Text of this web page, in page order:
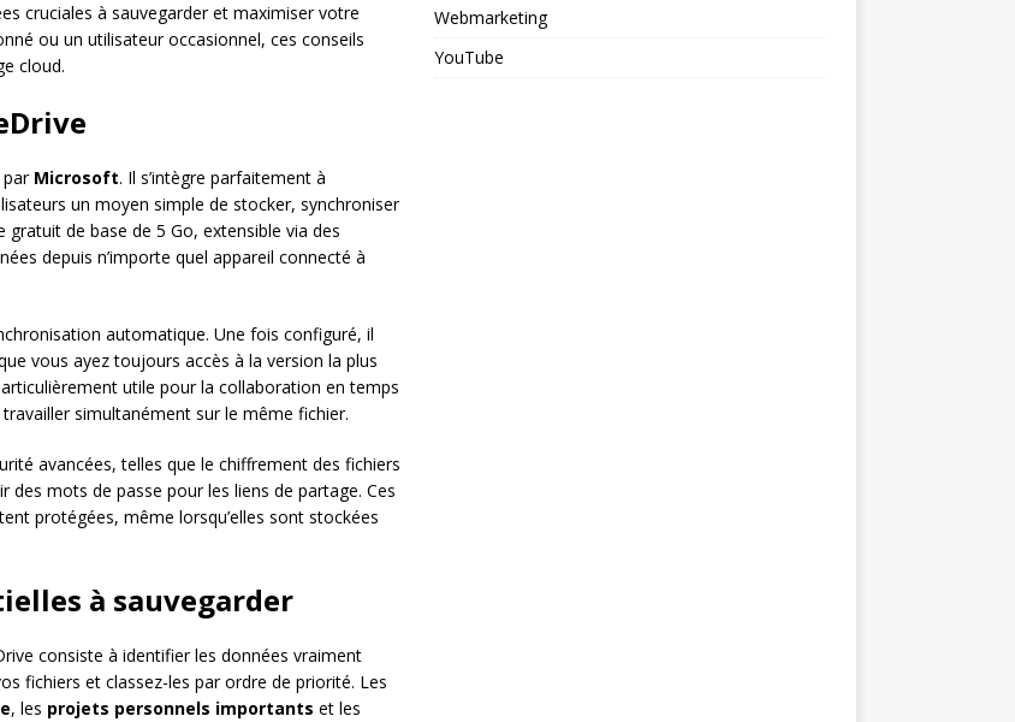
cruciales à sauvegarder et maximiser votre
ou un utilisateur occasionnel, ces conseils
cloud.
par Microsoft. Il s’intègre parfaitement à
un moyen simple de stocker, synchroniser
de base de 5 Go, extensible via des
depuis n’importe quel appareil connecté à
automatique. Une fois configuré, il
vous ayez toujours accès à la version la plus
utile pour la collaboration en temps
simultanément sur le même fichier.
avancées, telles que le chiffrement des fichiers
mots de passe pour les liens de partage. Ces
protégées, même lorsqu’elles sont stockées
à sauvegarder
consiste à identifier les données vraiment
fichiers et classez-les par ordre de priorité. Les
, les projets personnels importants et les
Webmarketing
YouTube